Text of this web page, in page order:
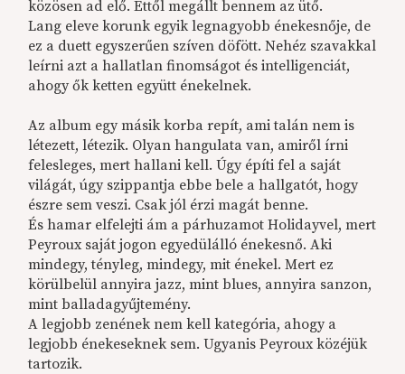
közösen ad elő. Ettől megállt bennem az ütő.
Lang eleve korunk egyik legnagyobb énekesnője, de
ez a duett egyszerűen szíven döfött. Nehéz szavakkal
leírni azt a hallatlan finomságot és intelligenciát,
ahogy ők ketten együtt énekelnek.
Az album egy másik korba repít, ami talán nem is
létezett, létezik. Olyan hangulata van, amiről írni
felesleges, mert hallani kell. Úgy építi fel a saját
világát, úgy szippantja ebbe bele a hallgatót, hogy
észre sem veszi. Csak jól érzi magát benne.
És hamar elfelejti ám a párhuzamot Holidayvel, mert
Peyroux saját jogon egyedülálló énekesnő. Aki
mindegy, tényleg, mindegy, mit énekel. Mert ez
körülbelül annyira jazz, mint blues, annyira sanzon,
mint balladagyűjtemény.
A legjobb zenének nem kell kategória, ahogy a
legjobb énekeseknek sem. Ugyanis Peyroux közéjük
tartozik.